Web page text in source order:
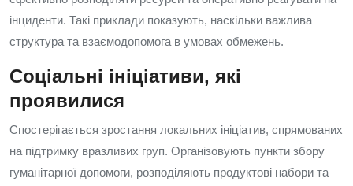
інциденти. Такі приклади показують, наскільки важлива
структура та взаємодопомога в умовах обмежень.
Соціальні ініціативи, які
проявилися
Спостерігається зростання локальних ініціатив, спрямованих
на підтримку вразливих груп. Організовують пункти збору
гуманітарної допомоги, розподіляють продуктові набори та